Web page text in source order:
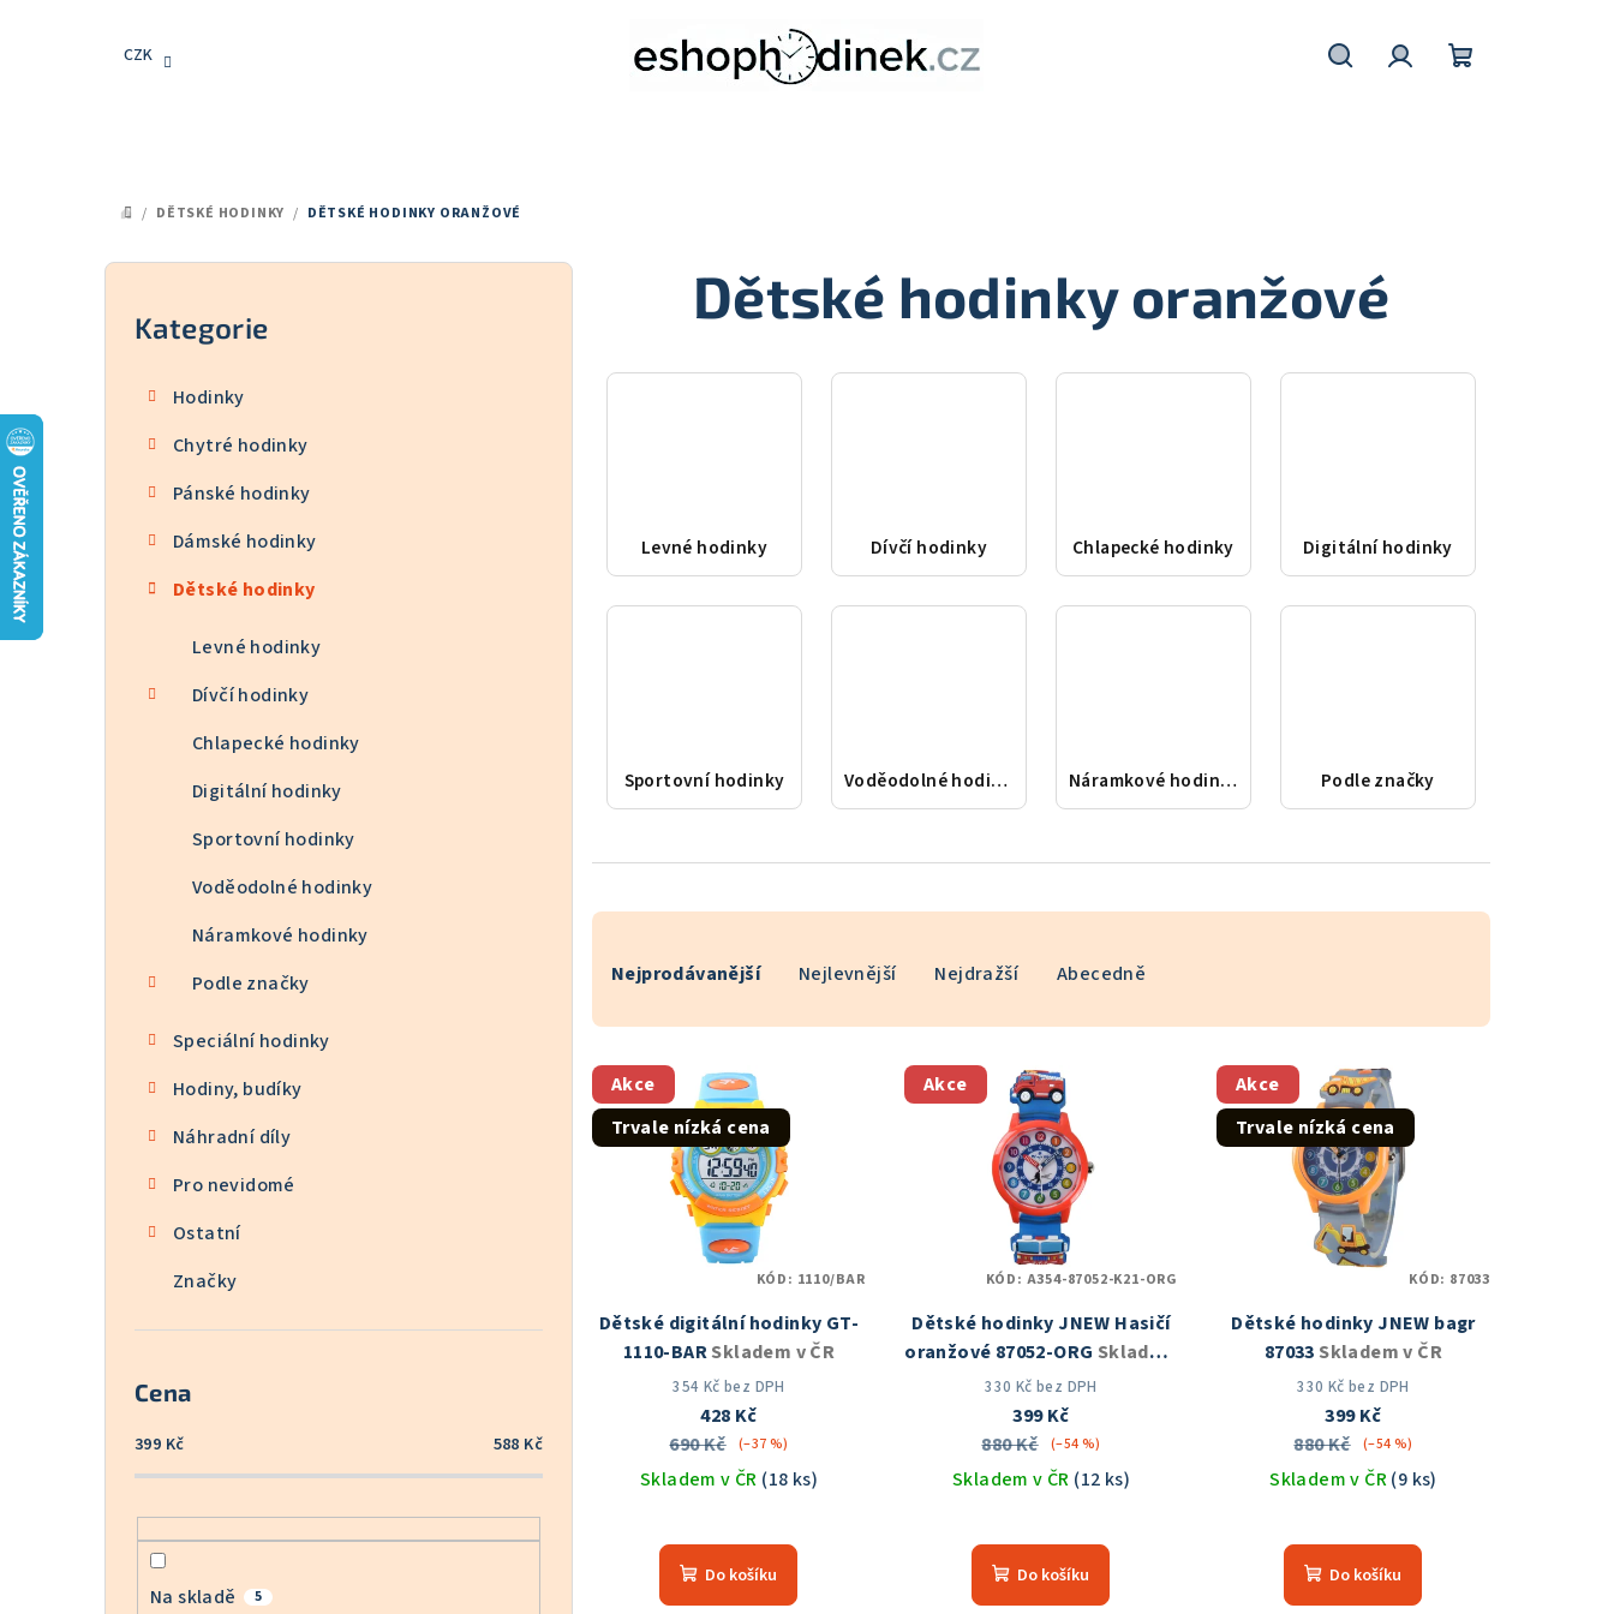
CZK
DOMŮ
/ DĚTSKÉ HODINKY / DĚTSKÉ HODINKY ORANŽOVÉ
P
Přeskočit
kategorie
Kategorie
Hodinky
Chytré hodinky
Pánské hodinky
Dámské hodinky
Dětské hodinky
Levné hodinky
Dívčí hodinky
Chlapecké hodinky
Digitální hodinky
Sportovní hodinky
Voděodolné hodinky
Náramkové hodinky
Podle značky
Speciální hodinky
Hodiny, budíky
Náhradní díly
Pro nevidomé
Ostatní
Značky
Cena
399 Kč 588 Kč
Na skladě 5
Dětské hodinky oranžové
Levné hodinky Dívčí hodinky Chlapecké hodinky Digitální hodinky
Sportovní hodinky Voděodolné hodinky Náramkové hodinky Podle značky
a
z
e
n
o
Nejprodávanější Nejlevnější Nejdražší Abecedně
V
ý
p
r
Akce
Trvale nízká cena
Dětské digitální hodinky GT-
1110-BARSkladem v ČR
354 Kč bez DPH
428 Kč
690 Kč
(–37 %)
Skladem v ČR (18 ks)
Do košíku
KÓD: 1110/BAR
Akce
Dětské hodinky JNEW Hasičí
oranžové 87052-ORG Skladem
v ČR
330 Kč bez DPH
399 Kč
880 Kč
(–54 %)
Skladem v ČR (12 ks)
hodnocení
produktu
Do košíku
KÓD: A354-87052-K21-ORG
Akce
Trvale nízká cena
Dětské hodinky JNEW bagr
87033 Skladem v ČR
330 Kč bez DPH
399 Kč
880 Kč
(–54 %)
Skladem v ČR(9 ks)
hodnocení
produktu
Do košíku
KÓD: 87033